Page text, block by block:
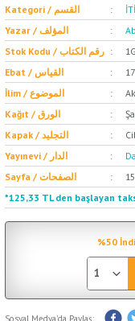
Kategori / القسم
Yazar / المؤلف
Stok Kodu / رقم الكتاب
Ebat / القياس
İlim / الموضوع
Kağıt / الورق
Kapak / التجليد
Yayınevi / الدار
Sayfa / الصفحات
*125,33 TL den başlayan
%50
Sosyal Medya'da Paylaş: